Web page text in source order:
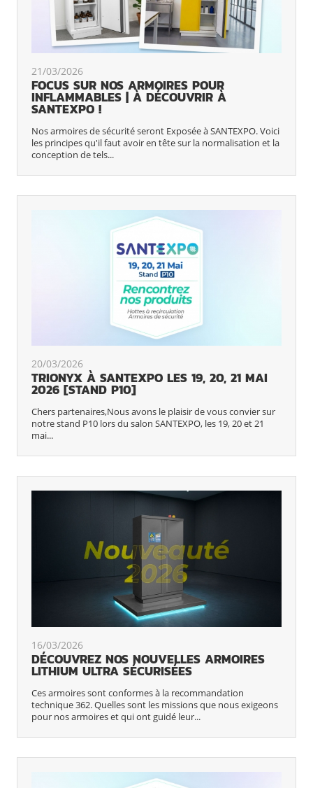
21/03/2026
FOCUS SUR NOS ARMOIRES POUR
INFLAMMABLES | À DÉCOUVRIR À
SANTEXPO !
Nos armoires de sécurité seront Exposée à SANTEXPO. Voici
les principes qu'il faut avoir en tête sur la normalisation et la
conception de tels...
20/03/2026
TRIONYX À SANTEXPO LES 19, 20, 21 MAI
2026 [STAND P10]
Chers partenaires,Nous avons le plaisir de vous convier sur
notre stand P10 lors du salon SANTEXPO, les 19, 20 et 21
mai...
16/03/2026
DÉCOUVREZ NOS NOUVELLES ARMOIRES
LITHIUM ULTRA SÉCURISÉES
Ces armoires sont conformes à la recommandation
technique 362. Quelles sont les missions que nous exigeons
pour nos armoires et qui ont guidé leur...